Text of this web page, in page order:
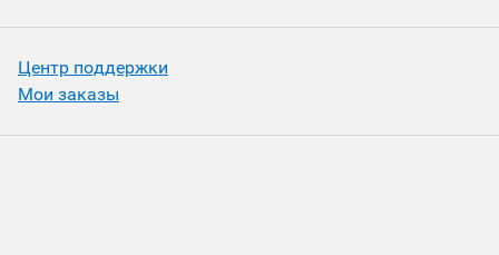
Центр поддержки
Мои заказы